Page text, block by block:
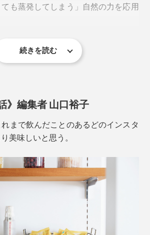
細かでクリーミーなポタージュという
母さんが手作りしたような “とうもろ
います。
焼きとうもろこしの香ばしさのよう
も蒸発してしまう」自然の力を応用
ポタージュを−30℃で凍結・真空状態
続きを読む
》編集者 山口裕子
まで飲んだことのあるどのインスタ
美味しいと思う。